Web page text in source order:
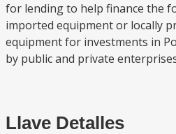
for lending to help finance the
imported equipment or locally
equipment for investments in
by public and private
Llave Detalles